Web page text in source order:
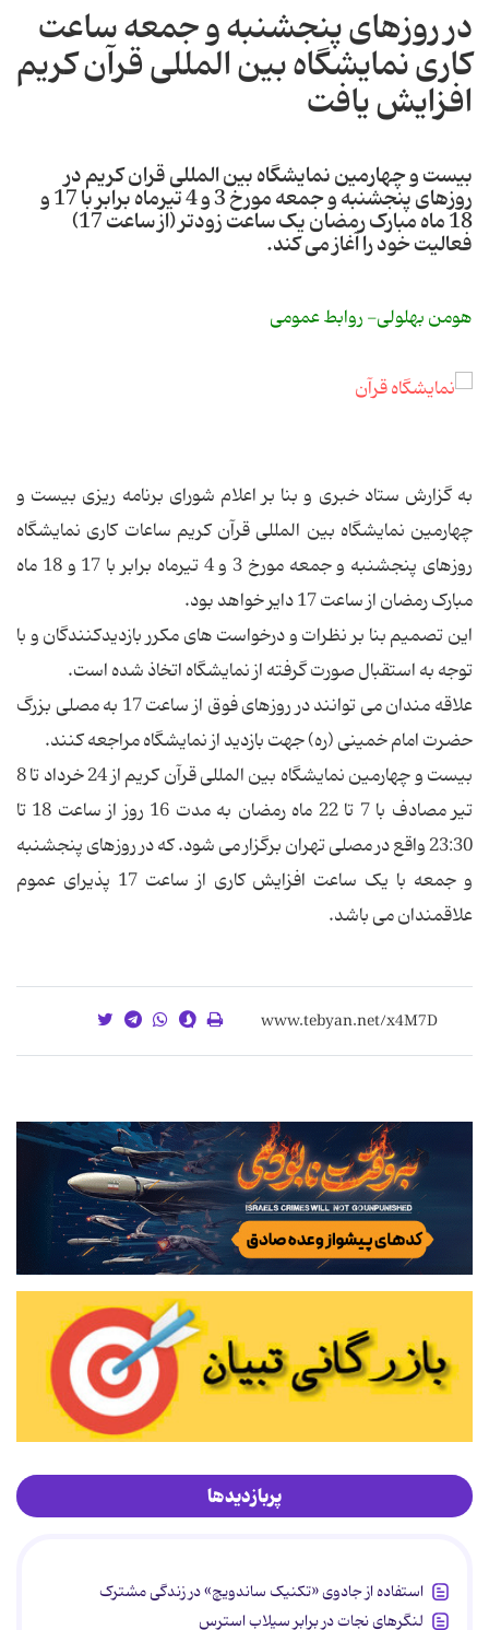
در روزهای پنجشنبه و جمعه ساعت
کاری نمایشگاه بین المللی قرآن کریم
افزایش یافت
بیست و چهارمین نمایشگاه بین المللی قران کریم در
روزهای پنجشنبه و جمعه مورخ 3 و 4 تیرماه برابر با 17 و
18 ماه مبارک رمضان یک ساعت زودتر (از ساعت 17)
فعالیت خود را آغاز می کند.
هومن بهلولی- روابط عمومی
به گزارش ستاد خبری و بنا بر اعلام شورای برنامه ریزی بیست و
چهارمین نمایشگاه بین المللی قرآن کریم ساعات کاری نمایشگاه
روزهای پنجشنبه و جمعه مورخ 3 و 4 تیرماه برابر با 17 و 18 ماه
مبارک رمضان از ساعت 17 دایر خواهد بود.
این تصمیم بنا بر نظرات و درخواست های مکرر بازدیدکنندگان و با
توجه به استقبال صورت گرفته از نمایشگاه اتخاذ شده است.
علاقه مندان می توانند در روزهای فوق از ساعت 17 به مصلی بزرگ
حضرت امام خمینی (ره) جهت بازدید از نمایشگاه مراجعه کنند.
بیست و چهارمین نمایشگاه بین المللی قرآن کریم از 24 خرداد تا 8
تیر مصادف با 7 تا 22 ماه رمضان به مدت 16 روز از ساعت 18 تا
23:30 واقع در مصلی تهران برگزار می شود. که در روزهای پنجشنبه
و جمعه با یک ساعت افزایش کاری از ساعت 17 پذیرای عموم
علاقمندان می باشد.
پربازدیدها
استفاده از جادوی «تکنیک ساندویچ» در زندگی مشترک
لنگرهای نجات در برابر سیلاب استرس